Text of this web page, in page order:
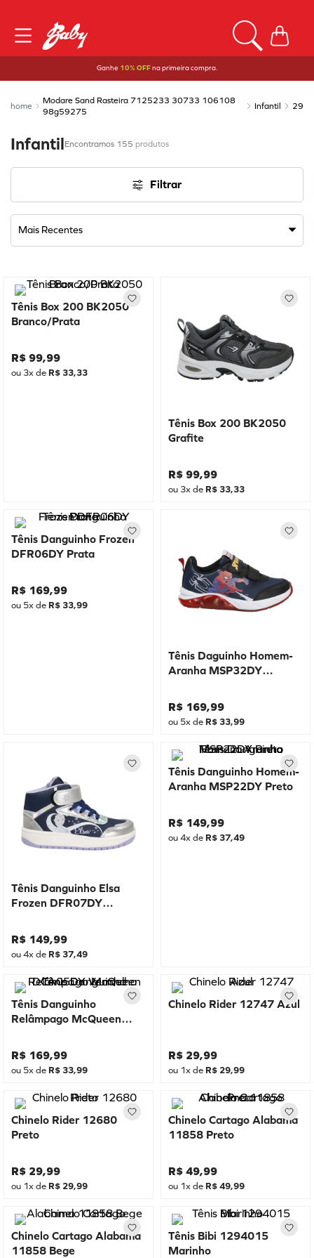
Ganhe 10% OFFna primeira compra.
Modare Sand Rasteira 7125233 30733 106108
98g59275
Infantil 29
Infantil 155 produtos
Filtrar
Mais Recentes
Tênis Box 200 BK2050
Branco/Prata
R$ 99,99
ou 3x de R$ 33,33
Tênis Box 200 BK2050
Grafite
R$ 99,99
ou 3x de R$ 33,33
Tênis Danguinho Frozen
DFR06DY Prata
R$ 169,99
ou 5x de R$ 33,99
Tênis Daguinho Homem-
Aranha MSP32DY
R$ 169,99
ou 5x de R$ 33,99
Tênis Danguinho Elsa
Frozen DFR07DY
R$ 149,99
ou4x de R$ 37,49
Tênis Danguinho Homem-
Aranha MSP22DY Preto
R$ 149,99
ou4x de R$ 37,49
Tênis Danguinho
Relâmpago McQueen
R$ 169,99
ou 5x de R$ 33,99
Chinelo Rider 12747 Azul
R$ 29,99
ou 1x de R$ 29,99
Chinelo Rider 12680
Preto
R$ 29,99
ou 1x de R$ 29,99
Chinelo Cartago Alabama
11858 Preto
R$ 49,99
ou 1x de R$49,99
Chinelo Cartago Alabama
11858 Bege
Tênis Bibi 1294015
Marinho